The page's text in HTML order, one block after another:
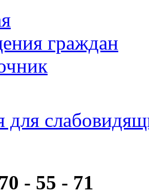
граждан
для
- 55 - 71